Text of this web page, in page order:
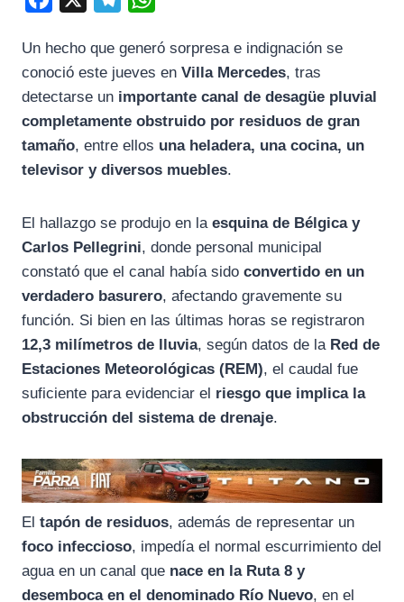
c
e
b
o
o
l
e
g
a
s
Un hecho que generó sorpresa e indignación se
conoció este jueves en Villa Mercedes, tras
detectarse un importante canal de desagüe pluvial
completamente obstruido por residuos de gran
tamaño, entre ellos una heladera, una cocina, un
televisor y diversos muebles.
El hallazgo se produjo en la esquina de Bélgica y
Carlos Pellegrini, donde personal municipal
constató que el canal había sido convertido en un
verdadero basurero, afectando gravemente su
función. Si bien en las últimas horas se registraron
12,3 milímetros de lluvia, según datos de la Red de
Estaciones Meteorológicas (REM), el caudal fue
suficiente para evidenciar el riesgo que implica la
obstrucción del sistema de drenaje.
El tapón de residuos, además de representar un
foco infeccioso, impedía el normal escurrimiento del
agua en un canal que nace en la Ruta 8 y
desemboca en el denominado Río Nuevo, en el